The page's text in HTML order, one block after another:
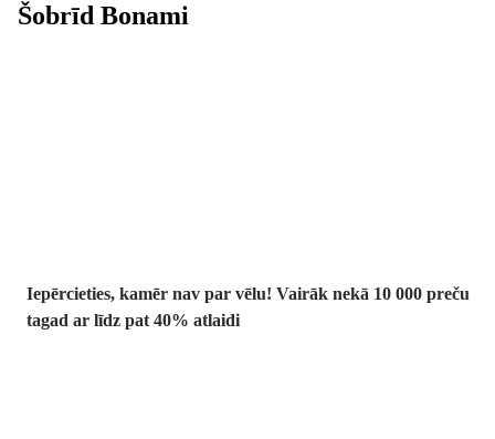
Šobrīd Bonami
Iepērcieties, kamēr nav par vēlu! Vairāk nekā 10 000 preču
tagad ar līdz pat 40% atlaidi